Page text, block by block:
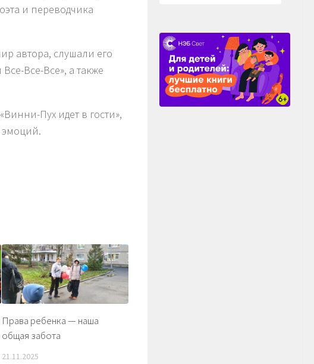
и переводчика
автора, слушали его
Все-Все», а также
Пух идет в гости»,
эмоций.
Права ребенка — наша
общая забота
21.11.2025